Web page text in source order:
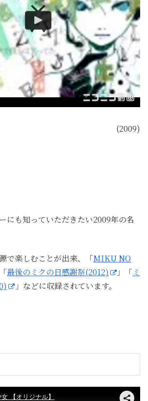
(2009)
にも知っていただきたい2009年の名
で楽しむことが出来、「MIKU NO
最後のミクの日感謝祭(2012) 」「ミ
」などに収録されています。